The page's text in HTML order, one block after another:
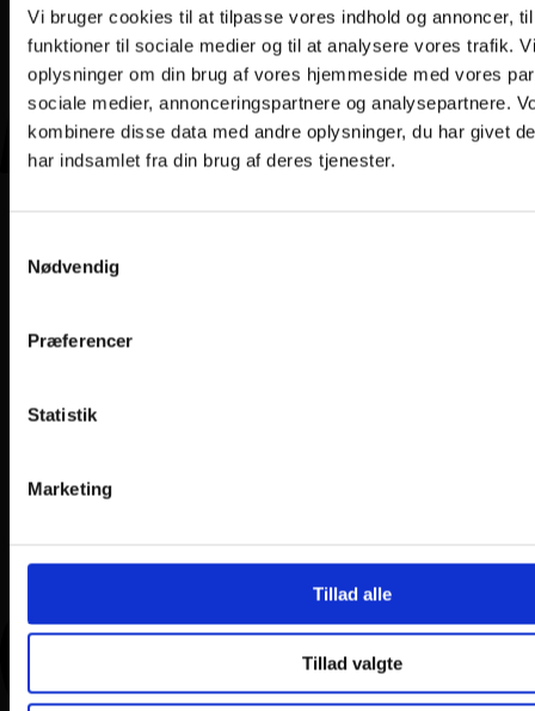
Vi bruger cookies til at tilpasse vores indhold og annoncer,
funktioner til sociale medier og til at analysere vores trafik.
oplysninger om din brug af vores hjemmeside med vores
sociale medier, annonceringspartnere og analysepartnere.
kombinere disse data med andre oplysninger, du har givet
har indsamlet fra din brug af deres tjenester.
Nødvendig
Præferencer
Statistik
Marketing
Tillad alle
Tillad valgte